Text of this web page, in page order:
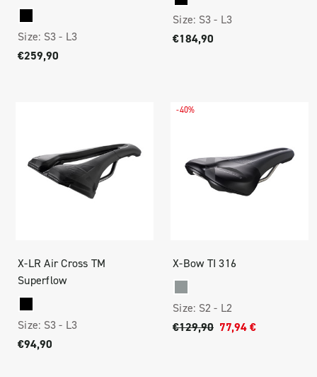
Size: S3 - L3
€259,90
Size: S3 - L3
€184,90
X-LR Air Cross TM
Superflow
Size: S3 - L3
€94,90
-40%
X-Bow TI 316
Size: S2 - L2
€129,90 77,94 €